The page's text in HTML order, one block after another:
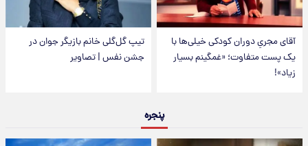
آقای مجریِ دوران کودکی خیلی‌ها با
یک پست متفاوت؛ «غمگینم بسیار
زیاد»!
تیپ گل‌گلی خانم بازیگر جوان در
جشن نفس | تصاویر
پنجره